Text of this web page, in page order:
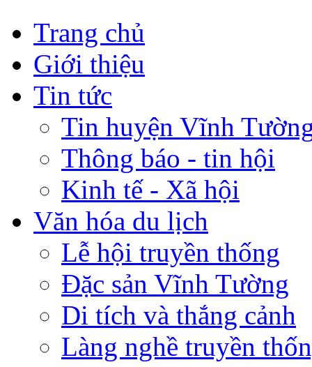
Trang chủ
Giới thiệu
Tin tức
Tin huyện Vĩnh
Thông báo - tin hội
Kinh tế - Xã hội
Văn hóa du lịch
Lễ hội truyền thống
Đặc sản Vĩnh Tường
Di tích và thắng cảnh
Làng nghề truyền